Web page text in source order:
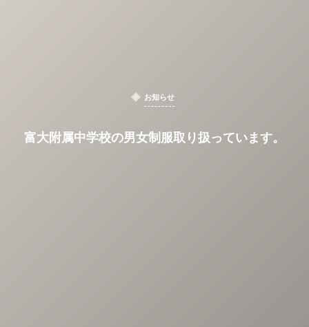
お知らせ
富大附属中学校の男女制服取り扱っています。